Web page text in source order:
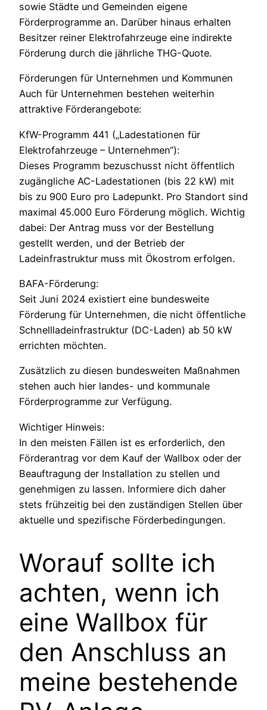
sowie Städte und Gemeinden eigene
Förderprogramme an. Darüber hinaus erhalten
Besitzer reiner Elektrofahrzeuge eine indirekte
Förderung durch die jährliche THG-Quote.
Förderungen für Unternehmen und Kommunen
Auch für Unternehmen bestehen weiterhin
attraktive Förderangebote:
KfW-Programm 441 („Ladestationen für
Elektrofahrzeuge – Unternehmen“):
Dieses Programm bezuschusst nicht öffentlich
zugängliche AC-Ladestationen (bis 22 kW) mit
bis zu 900 Euro pro Ladepunkt. Pro Standort sind
maximal 45.000 Euro Förderung möglich. Wichtig
dabei: Der Antrag muss vor der Bestellung
gestellt werden, und der Betrieb der
Ladeinfrastruktur muss mit Ökostrom erfolgen.
BAFA-Förderung:
Seit Juni 2024 existiert eine bundesweite
Förderung für Unternehmen, die nicht öffentliche
Schnellladeinfrastruktur (DC-Laden) ab 50 kW
errichten möchten.
Zusätzlich zu diesen bundesweiten Maßnahmen
stehen auch hier landes- und kommunale
Förderprogramme zur Verfügung.
Wichtiger Hinweis:
In den meisten Fällen ist es erforderlich, den
Förderantrag vor dem Kauf der Wallbox oder der
Beauftragung der Installation zu stellen und
genehmigen zu lassen. Informiere dich daher
stets frühzeitig bei den zuständigen Stellen über
aktuelle und spezifische Förderbedingungen.
Worauf sollte ich
achten, wenn ich
eine Wallbox für
den Anschluss an
meine bestehende